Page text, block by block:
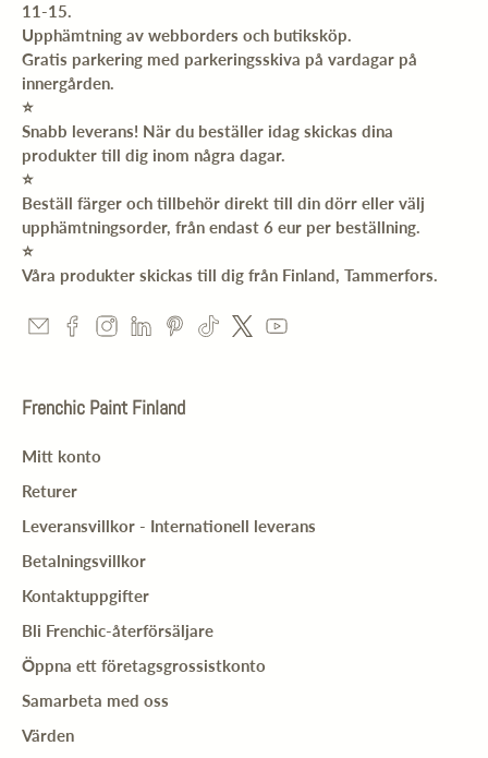
11-15.
Upphämtning av webborders och butiksköp.
Gratis parkering med parkeringsskiva på vardagar på
innergården.
⭐️
Snabb leverans! När du beställer idag skickas dina
produkter till dig inom några dagar.
⭐️
Beställ färger och tillbehör direkt till din dörr eller välj
upphämtningsorder, från endast 6 eur per beställning.
⭐️
Våra produkter skickas till dig från Finland, Tammerfors.
Frenchic Paint Finland
Mitt konto
Returer
Leveransvillkor - Internationell leverans
Betalningsvillkor
Kontaktuppgifter
Bli Frenchic-återförsäljare
Öppna ett företagsgrossistkonto
Samarbeta med oss
Värden